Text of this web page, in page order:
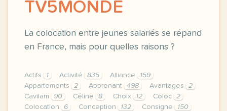
TV5MONDE
La colocation entre jeunes salariés se répand
en France, mais pour quelles raisons ?
Actifs 1 Activité 835 Alliance
159
Appartements
2 Apprenant 498 Avantages
2
Cavilam
90 Céline 8 Choix 12 Coloc
2
Colocation
6 Conception 132 Consigne
150